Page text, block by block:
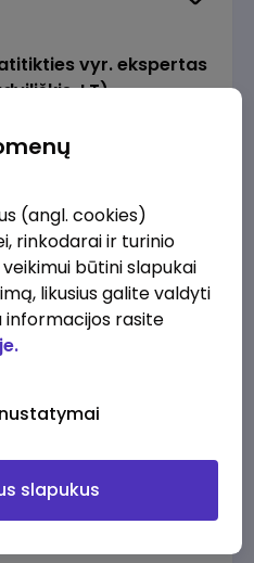
vyr. ekspertas
LT)
mokesčius
vyr. ekspertas
LT)
mokesčius
(angl. cookies)
rinkodarai ir turinio
būtini slapukai
likusius galite valdyti
informacijos rasite
slapukus